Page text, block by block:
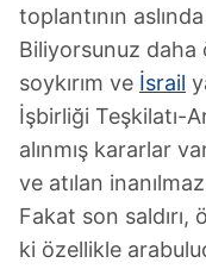
toplantının
Biliyorsunuz daha
soykırım ve İsrail
İşbirliği Teşkilatı-
alınmış kararlar
ve atılan
Fakat son saldırı,
ki özellikle